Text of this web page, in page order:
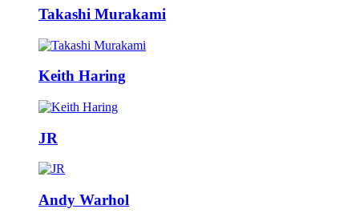
Takashi Murakami
Keith Haring
JR
Andy Warhol